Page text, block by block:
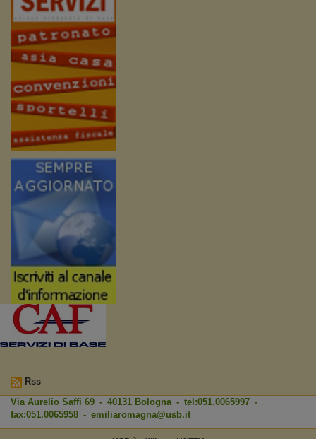
Rss
Via Aurelio Saffi 69 - 40131 Bologna - tel:051.0065997 -
fax:051.0065958 - emiliaromagna@usb.it